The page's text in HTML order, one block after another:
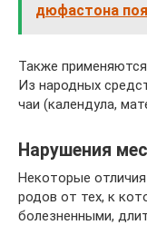
дюфастона
Также
Из народных
чаи (календула,
Нарушения
Некоторые
родов от тех, к
болезненными,